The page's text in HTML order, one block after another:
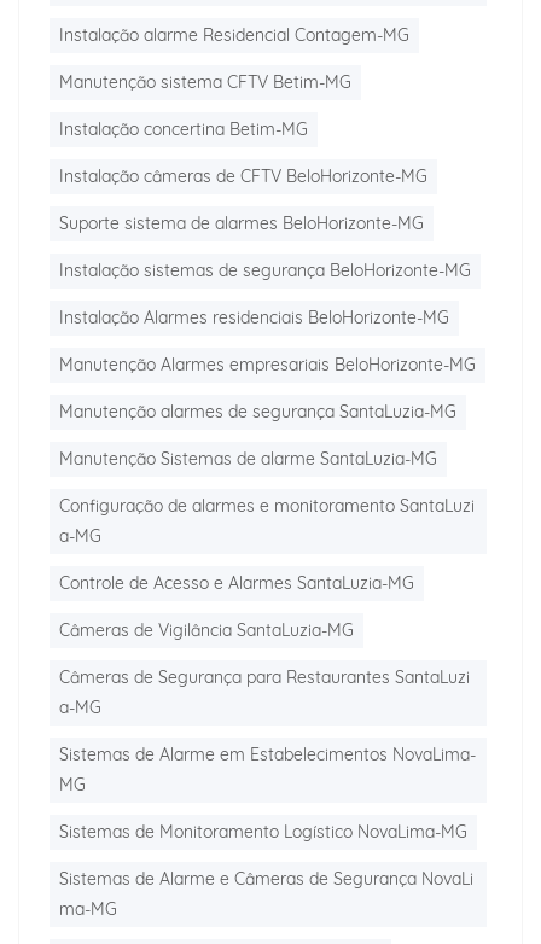
Instalação alarme Residencial Contagem-MG
Manutenção sistema CFTV Betim-MG
Instalação concertina Betim-MG
Instalação câmeras de CFTV BeloHorizonte-MG
Suporte sistema de alarmes BeloHorizonte-MG
Instalação sistemas de segurança BeloHorizonte-MG
Instalação Alarmes residenciais BeloHorizonte-MG
Manutenção Alarmes empresariais BeloHorizonte-MG
Manutenção alarmes de segurança SantaLuzia-MG
Manutenção Sistemas de alarme SantaLuzia-MG
Configuração de alarmes e monitoramento SantaLuzi
a-MG
Controle de Acesso e Alarmes SantaLuzia-MG
Câmeras de Vigilância SantaLuzia-MG
Câmeras de Segurança para Restaurantes SantaLuzi
a-MG
Sistemas de Alarme em Estabelecimentos NovaLima-
MG
Sistemas de Monitoramento Logístico NovaLima-MG
Sistemas de Alarme e Câmeras de Segurança NovaLi
ma-MG